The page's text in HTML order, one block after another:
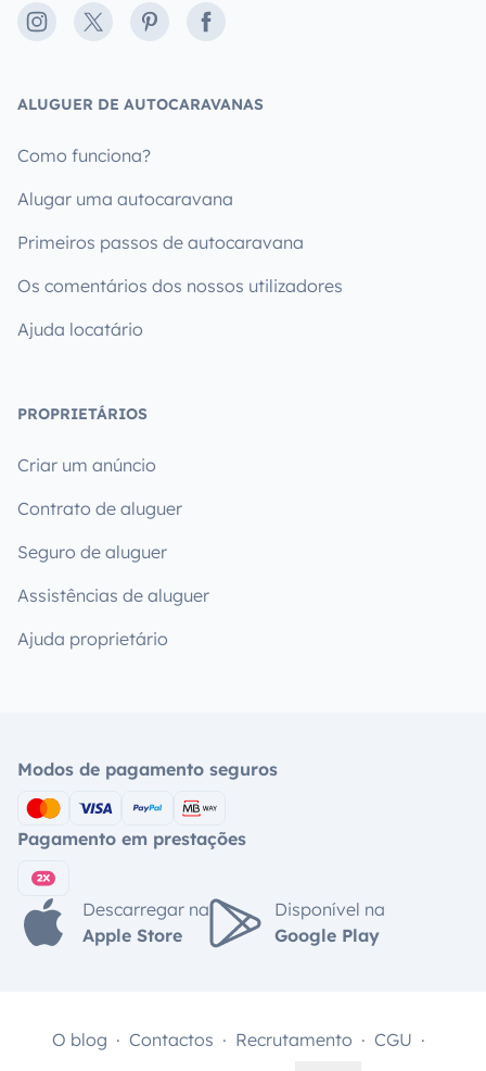
Instagram
X PinterestFacebook
ALUGUER DE AUTOCARAVANAS
Como funciona?
Alugar uma autocaravana
Primeiros passos de autocaravana
Os comentários dos nossos utilizadores
Ajuda locatário
PROPRIETÁRIOS
Criar um anúncio
Contrato de aluguer
Seguro de aluguer
Assistências de aluguer
Ajuda proprietário
Modos de pagamento seguros
Pagamento em prestações
Descarregar na
Apple Store
Disponível na
Google Play
O blog Contactos Recrutamento CGU